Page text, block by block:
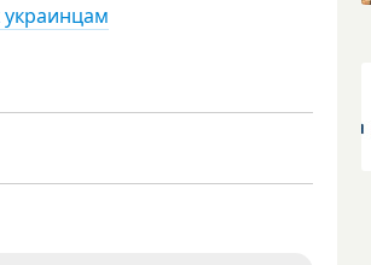
украинцам